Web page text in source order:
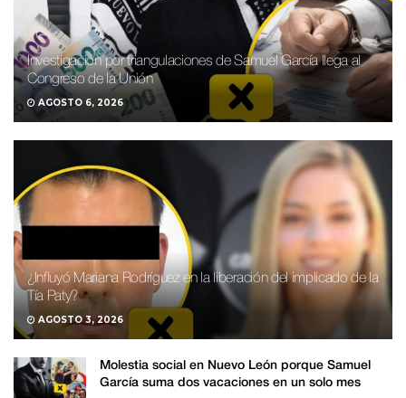
Investigación por triangulaciones de Samuel García llega al
Congreso de la Unión
AGOSTO 6, 2026
¿Influyó Mariana Rodríguez en la liberación del implicado de la
Tía Paty?
AGOSTO 3, 2026
Molestia social en Nuevo León porque Samuel
García suma dos vacaciones en un solo mes